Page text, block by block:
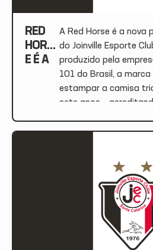
RED
HORS
E É A
MAST
A Red Horse é a nova
do Joinville Esporte
produzido pela
101 do Brasil, a
estampar a camisa
sete anos –
energético terá a
do patrocínio,